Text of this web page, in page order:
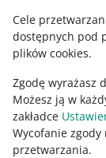
Cele
dostępnych pod
plików cookies.
Zgodę wyrażasz
Możesz ją w
zakładce
Wycofanie
przetwarzania.
Krok 1 :
[zaplanuj
zapewnisz
pierwszych
kupującego.